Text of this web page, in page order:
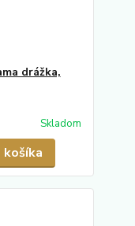
drážka,
Skladom
košíka